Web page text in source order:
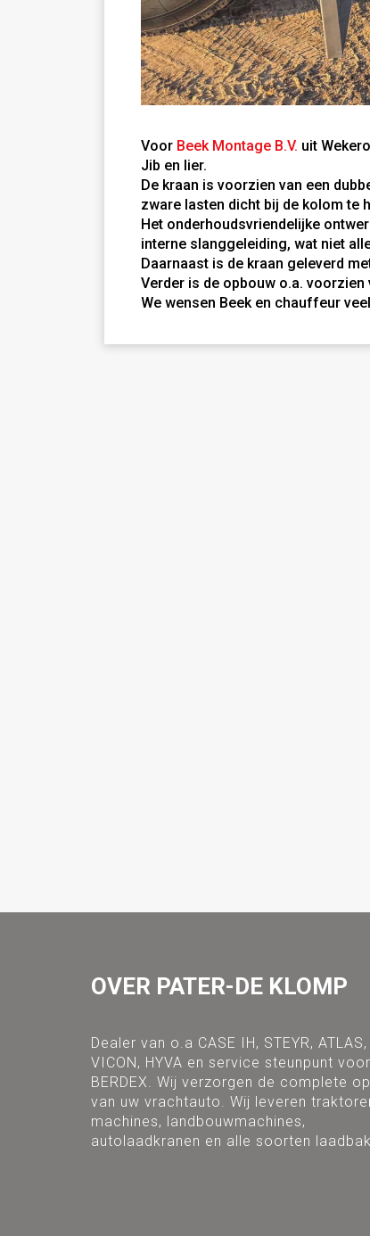
Voor Beek Montage B.V. uit
Jib en lier.
De kraan is voorzien van een
zware lasten dicht bij de kolom te
Het onderhoudsvriendelijke
interne slanggeleiding, wat niet
Daarnaast is de kraan geleverd
Verder is de opbouw o.a.
We wensen Beek en chauffeur
OVER PATER-DE KLOMP
Dealer van o.a CASE IH, STEYR, ATLAS,
VICON, HYVA en service steunpunt voor
BERDEX. Wij verzorgen de complete
van uw vrachtauto. Wij leveren
machines, landbouwmachines,
autolaadkranen en alle soorten